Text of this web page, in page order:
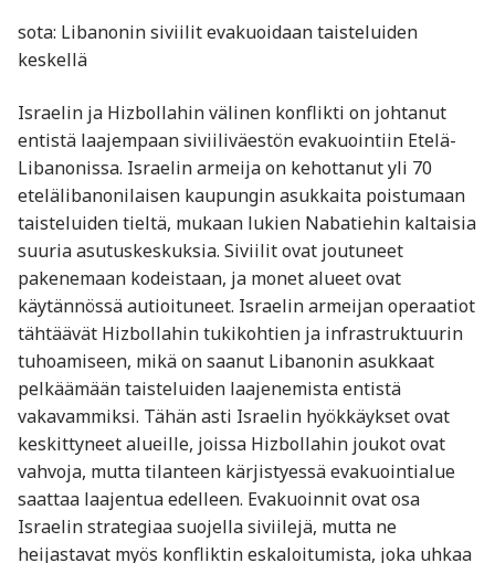
sota: Libanonin siviilit evakuoidaan taisteluiden
keskellä
Israelin ja Hizbollahin välinen konflikti on johtanut
entistä laajempaan siviiliväestön evakuointiin Etelä-
Libanonissa. Israelin armeija on kehottanut yli 70
etelälibanonilaisen kaupungin asukkaita poistumaan
taisteluiden tieltä, mukaan lukien Nabatiehin kaltaisia
suuria asutuskeskuksia. Siviilit ovat joutuneet
pakenemaan kodeistaan, ja monet alueet ovat
käytännössä autioituneet. Israelin armeijan operaatiot
tähtäävät Hizbollahin tukikohtien ja infrastruktuurin
tuhoamiseen, mikä on saanut Libanonin asukkaat
pelkäämään taisteluiden laajenemista entistä
vakavammiksi. Tähän asti Israelin hyökkäykset ovat
keskittyneet alueille, joissa Hizbollahin joukot ovat
vahvoja, mutta tilanteen kärjistyessä evakuointialue
saattaa laajentua edelleen. Evakuoinnit ovat osa
Israelin strategiaa suojella siviilejä, mutta ne
heijastavat myös konfliktin eskaloitumista, joka uhkaa